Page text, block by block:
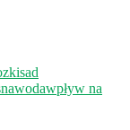
sad
wodawpływ na